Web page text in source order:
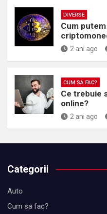
DIVERSE
Cum
2 ani ago
CUM SA FAC?
Ce trebuie
online?
2 ani ago
Categorii
Auto
Cum sa fac?